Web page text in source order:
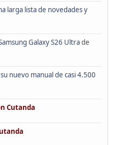
larga lista de novedades y
Galaxy S26 Ultrade
nuevo manual de casi 4.500
Cutanda